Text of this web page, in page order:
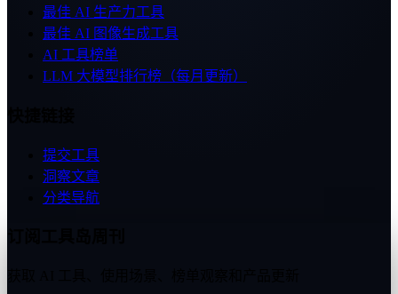
最佳 AI 生产力工具
最佳 AI 图像生成工具
AI 工具榜单
LLM 大模型排行榜（每月更新）
提交工具
洞察文章
分类导航